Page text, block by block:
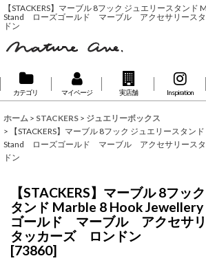
【STACKERS】マーブル 8フック ジュエリースタンド
Stand ローズゴールド マーブル アクセサリース
ドン
カテゴリ マイページ 実店舗 Inspiration
ホーム > STACKERS > ジュエリーボックス
>
【STACKERS】マーブル 8フック ジュエリースタン
Stand ローズゴールド マーブル アクセサリース
ドン
【STACKERS】マーブル 8フッ
タンド Marble 8 Hook
ゴールド マーブル アクセサリ
タッカーズ ロンドン
[73860]